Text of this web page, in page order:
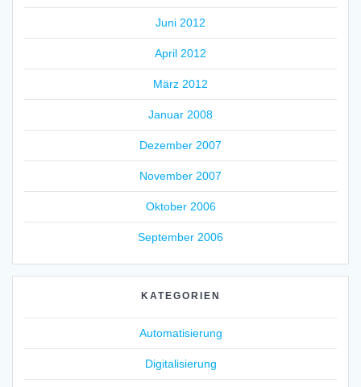
Juni 2012
April 2012
März 2012
Januar 2008
Dezember 2007
November 2007
Oktober 2006
September 2006
KATEGORIEN
Automatisierung
Digitalisierung